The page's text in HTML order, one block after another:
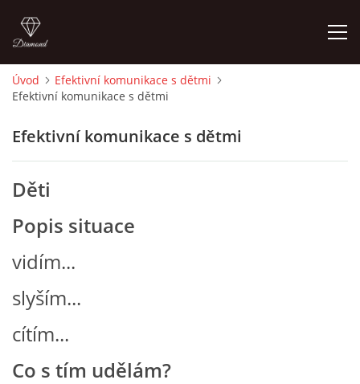
ÚVOD
O MĚ
FOTOALBUM
NOVINKY ZE ŠKOLSTVÍ 2025
ROČNÍ PLÁN - INSPIRACE /DLE NOVÉHO RVP PV 2025
Úvod
Efektivní komunikace s dětmi
Efektivní komunikace s dětmi
Efektivní komunikace s dětmi
Děti
Popis situace
vidím...
slyším...
cítím...
Co s tím udělám?